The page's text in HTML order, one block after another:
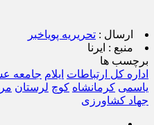
ارسال : تحریریه پویاخبر
منبع : ایرنا
برچسب ها
اداره کل ارتباطات ایلام جامعه
یاسمی کرمانشاه کوچ لرستان
جهاد کشاورزی